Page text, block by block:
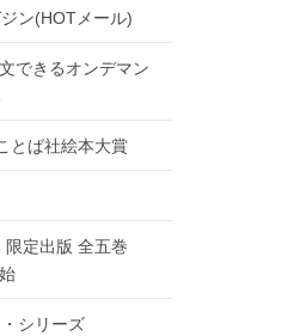
ン(HOTメール)
できるオンデマン
とば社絵本大賞
定出版 全五巻
シリーズ